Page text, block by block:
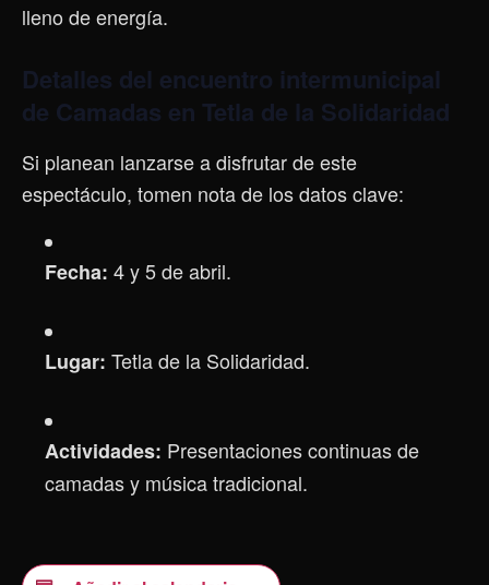
lleno de energía.
Detalles del encuentro intermunicipal
de Camadas en Tetla de la Solidaridad
Si planean lanzarse a disfrutar de este
espectáculo, tomen nota de los datos clave:
Fecha: 4 y 5 de abril.
Lugar: Tetla de la Solidaridad.
Actividades: Presentaciones continuas de
camadas y música tradicional.